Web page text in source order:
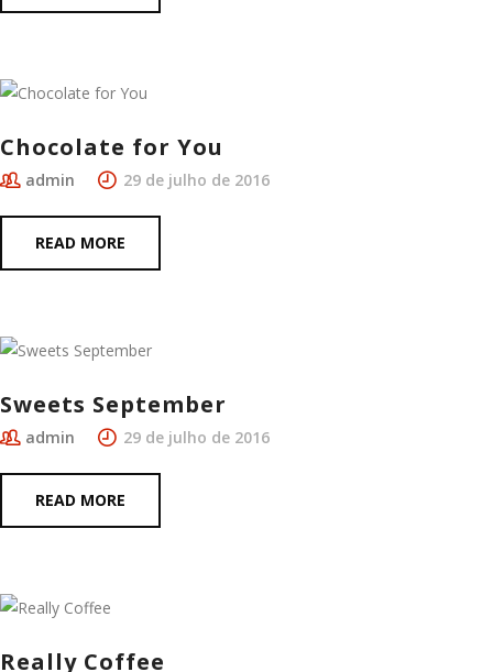
Chocolate for You
admin 29 de julho de 2016
READ MORE
Sweets September
admin 29 de julho de 2016
READ MORE
Really Coffee